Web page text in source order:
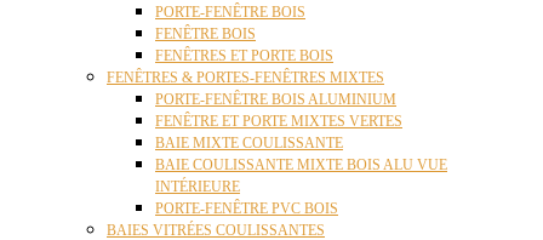
PORTE-FENÊTRE BOIS
FENÊTRE BOIS
FENÊTRES ET PORTE BOIS
FENÊTRES & PORTES-FENÊTRES MIXTES
PORTE-FENÊTRE BOIS ALUMINIUM
FENÊTRE ET PORTE MIXTES VERTES
BAIE MIXTE COULISSANTE
BAIE COULISSANTE MIXTE BOIS ALU VUE
INTÉRIEURE
PORTE-FENÊTRE PVC BOIS
BAIES VITRÉES COULISSANTES